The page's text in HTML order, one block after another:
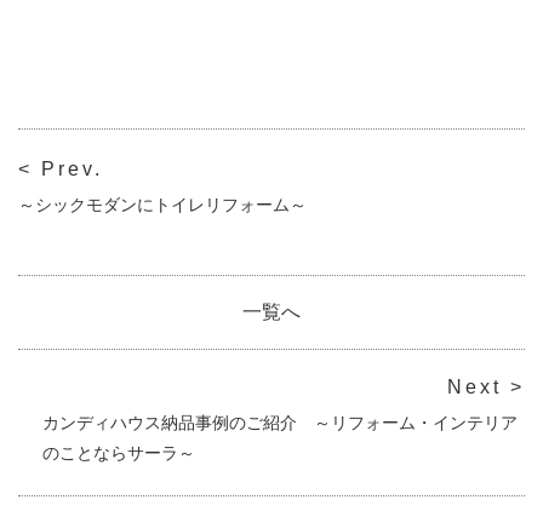
< Prev.
～シックモダンにトイレリフォーム～
一覧へ
Next >
カンディハウス納品事例のご紹介 ～リフォーム・インテリア
のことならサーラ～